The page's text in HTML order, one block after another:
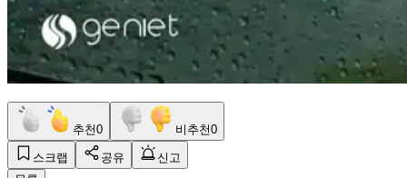
추천0 비추천0
스크랩 공유
신고